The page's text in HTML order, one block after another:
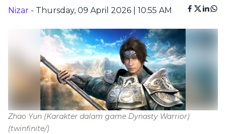
Nizar - Thursday, 09 April 2026 | 10:55 AM
Zhao Yun (Karakter dalam game Dynasty Warrior)
(twinfinite/)